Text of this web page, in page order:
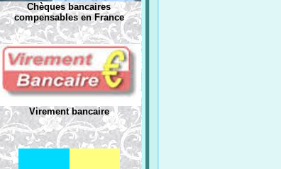
Chèques bancaires
compensables en France
Virement bancaire